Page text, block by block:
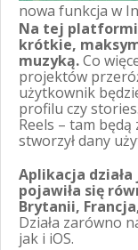
nowa funkcja w
Na tej
krótkie,
muzyką.Co
projektów
użytkownik
profilu czy
Reels – tam
stworzył dany
Aplikacja
pojawiła się
Brytanii,
Działa zarówno
jak i iOS.